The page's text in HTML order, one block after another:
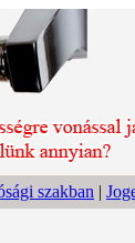
szakban |